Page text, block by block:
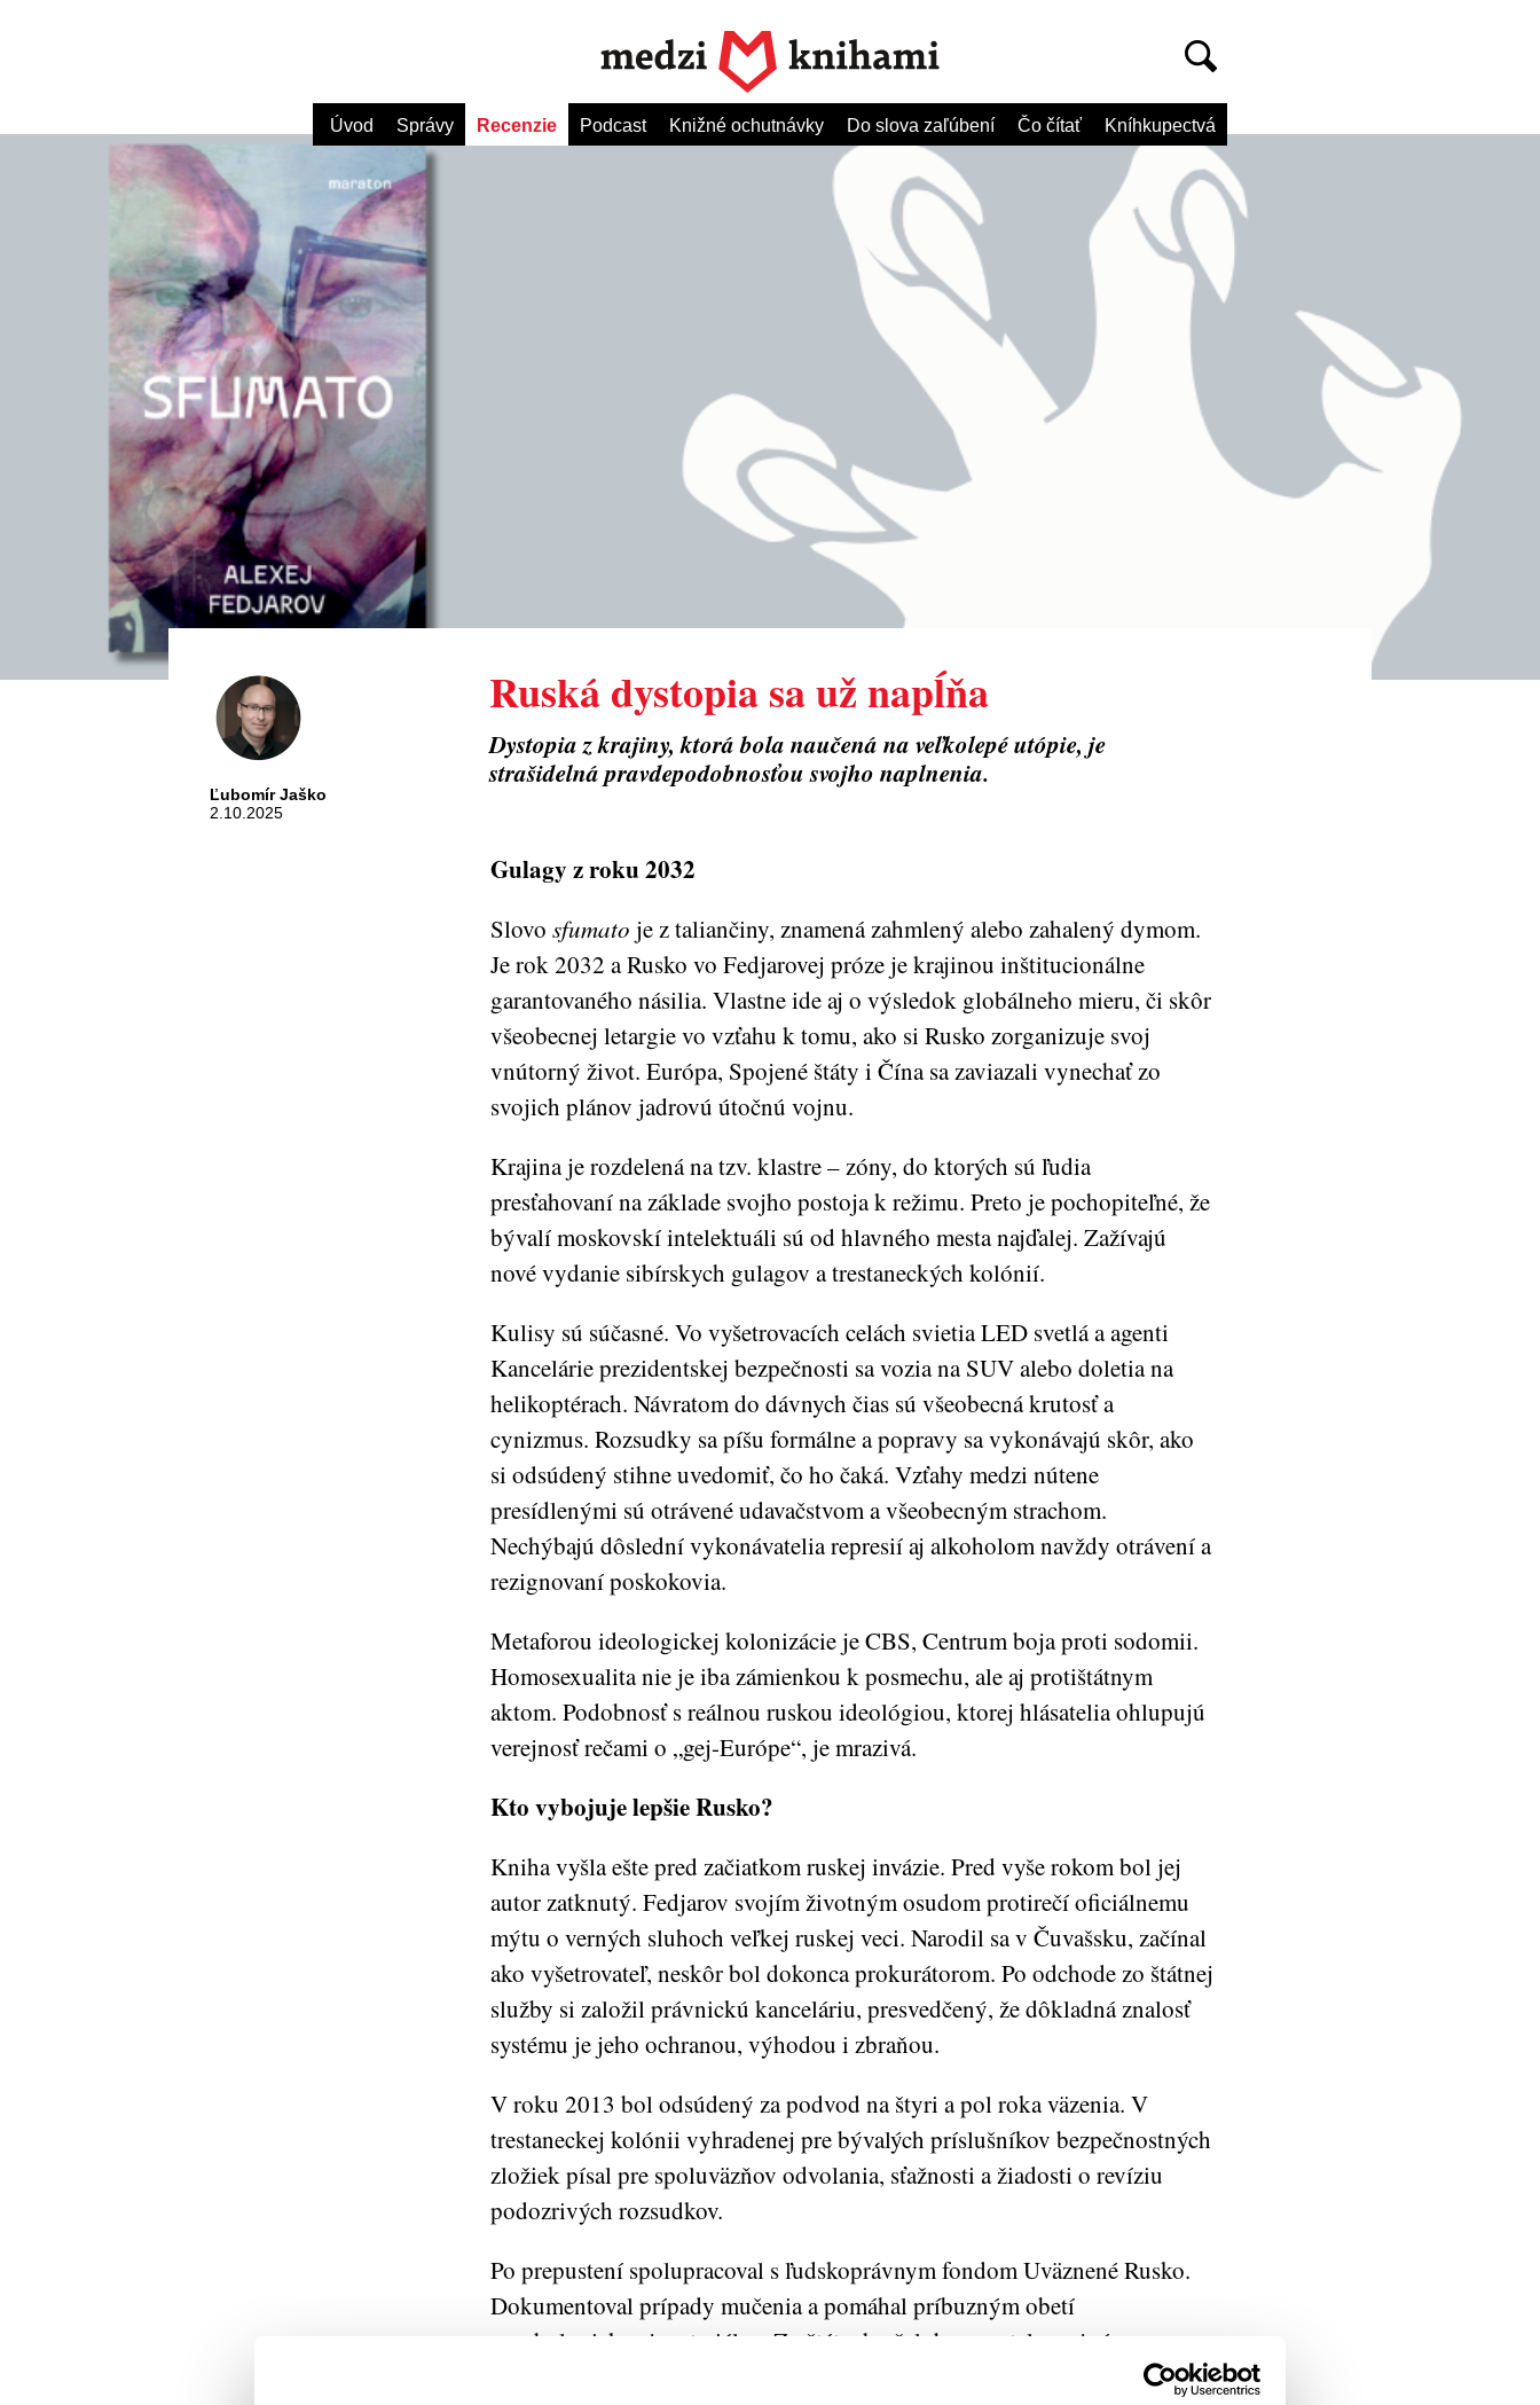
Úvod Správy Recenzie Podcast Knižné ochutnávky Do slova zaľúbení Čo čítať Kníhkupectvá
Ľubomír Jaško
2.10.2025
Ruská dystopia sa už napĺňa
Dystopia z krajiny, ktorá bola naučená na veľkolepé utópie, je
strašidelná pravdepodobnosťou svojho naplnenia.
Gulagy z roku 2032
Slovo sfumato je z taliančiny, znamená zahmlený alebo zahalený dymom.
Je rok 2032 a Rusko vo Fedjarovej próze je krajinou inštitucionálne
garantovaného násilia. Vlastne ide aj o výsledok globálneho mieru, či skôr
všeobecnej letargie vo vzťahu k tomu, ako si Rusko zorganizuje svoj
vnútorný život. Európa, Spojené štáty i Čína sa zaviazali vynechať zo
svojich plánov jadrovú útočnú vojnu.
Krajina je rozdelená na tzv. klastre – zóny, do ktorých sú ľudia
presťahovaní na základe svojho postoja k režimu. Preto je pochopiteľné, že
bývalí moskovskí intelektuáli sú od hlavného mesta najďalej. Zažívajú
nové vydanie sibírskych gulagov a trestaneckých kolónií.
Kulisy sú súčasné. Vo vyšetrovacích celách svietia LED svetlá a agenti
Kancelárie prezidentskej bezpečnosti sa vozia na SUV alebo doletia na
helikoptérach. Návratom do dávnych čias sú všeobecná krutosť a
cynizmus. Rozsudky sa píšu formálne a popravy sa vykonávajú skôr, ako
si odsúdený stihne uvedomiť, čo ho čaká. Vzťahy medzi nútene
presídlenými sú otrávené udavačstvom a všeobecným strachom.
Nechýbajú dôslední vykonávatelia represií aj alkoholom navždy otrávení a
rezignovaní poskokovia.
Metaforou ideologickej kolonizácie je CBS, Centrum boja proti sodomii.
Homosexualita nie je iba zámienkou k posmechu, ale aj protištátnym
aktom. Podobnosť s reálnou ruskou ideológiou, ktorej hlásatelia ohlupujú
verejnosť rečami o „gej-Európe“, je mrazivá.
Kto vybojuje lepšie Rusko?
Kniha vyšla ešte pred začiatkom ruskej invázie. Pred vyše rokom bol jej
autor zatknutý. Fedjarov svojím životným osudom protirečí oficiálnemu
mýtu o verných sluhoch veľkej ruskej veci. Narodil sa v Čuvašsku, začínal
ako vyšetrovateľ, neskôr bol dokonca prokurátorom. Po odchode zo štátnej
služby si založil právnickú kanceláriu, presvedčený, že dôkladná znalosť
systému je jeho ochranou, výhodou i zbraňou.
V roku 2013 bol odsúdený za podvod na štyri a pol roka väzenia. V
trestaneckej kolónii vyhradenej pre bývalých príslušníkov bezpečnostných
zložiek písal pre spoluväzňov odvolania, sťažnosti a žiadosti o revíziu
podozrivých rozsudkov.
Po prepustení spolupracoval s ľudskoprávnym fondom Uväznené Rusko.
Dokumentoval prípady mučenia a pomáhal príbuzným obetí
psychologicky aj materiálne. Zo štátneho žalobcu sa stal verejným